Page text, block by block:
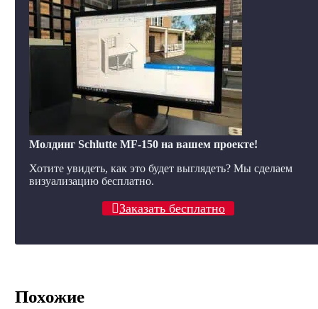
Молдинг Schlutte MF-150 на вашем проекте!
Хотите увидеть, как это будет выглядеть? Мы сделаем
визуализацию бесплатно.
Заказать бесплатно
Похожие